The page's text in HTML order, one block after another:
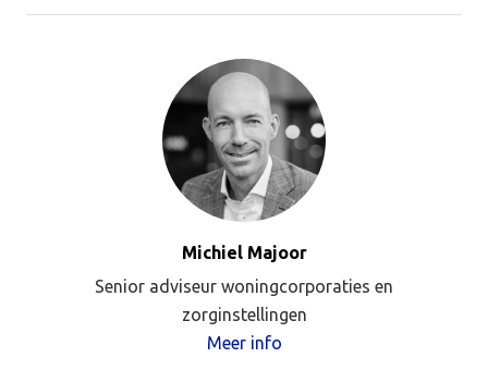
Michiel Majoor
Senior adviseur woningcorporaties en
zorginstellingen
Meer info